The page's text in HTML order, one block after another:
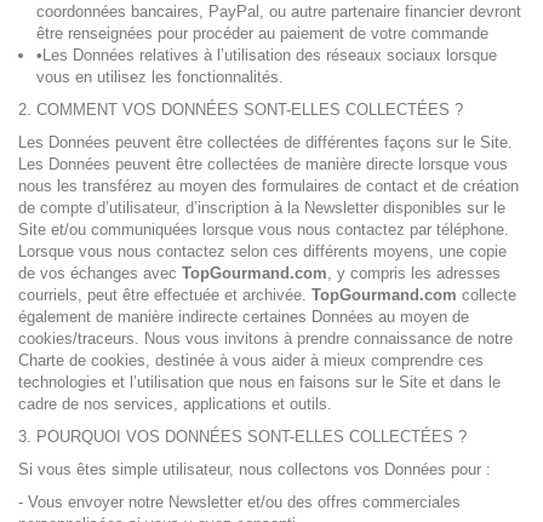
coordonnées bancaires, PayPal, ou autre partenaire financier devront
être renseignées pour procéder au paiement de votre commande
•Les Données relatives à l’utilisation des réseaux sociaux lorsque
vous en utilisez les fonctionnalités.
2. COMMENT VOS DONNÉES SONT-ELLES COLLECTÉES ?
Les Données peuvent être collectées de différentes façons sur le Site.
Les Données peuvent être collectées de manière directe lorsque vous
nous les transférez au moyen des formulaires de contact et de création
de compte d’utilisateur, d’inscription à la Newsletter disponibles sur le
Site et/ou communiquées lorsque vous nous contactez par téléphone.
Lorsque vous nous contactez selon ces différents moyens, une copie
de vos échanges avec TopGourmand.com, y compris les adresses
courriels, peut être effectuée et archivée. TopGourmand.com collecte
également de manière indirecte certaines Données au moyen de
cookies/traceurs. Nous vous invitons à prendre connaissance de notre
Charte de cookies, destinée à vous aider à mieux comprendre ces
technologies et l’utilisation que nous en faisons sur le Site et dans le
cadre de nos services, applications et outils.
3. POURQUOI VOS DONNÉES SONT-ELLES COLLECTÉES ?
Si vous êtes simple utilisateur, nous collectons vos Données pour :
- Vous envoyer notre Newsletter et/ou des offres commerciales